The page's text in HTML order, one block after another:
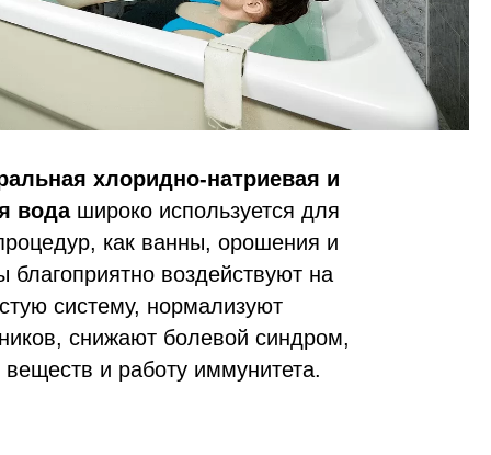
хлоридно-натриевая и
водашироко используется для
как ванны, орошения и
воздействуют на
систему, нормализуют
снижают болевой синдром,
и работу иммунитета.